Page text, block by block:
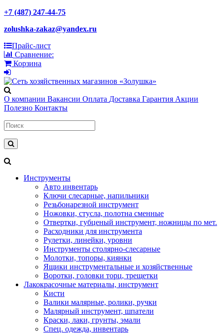
+7 (487) 247-44-75
zolushka-zakaz@yandex.ru
Прайс-лист
Сравнение:
Корзина
О компании Вакансии Оплата Доставка Гарантия Акции
Полезно Контакты
Инструменты
Авто инвентарь
Ключи слесарные, напильники
Резьбонарезной инструмент
Ножовки, стусла, полотна сменные
Отвертки, губценый инструмент, ножницы по мет.
Расходники для инструмента
Рулетки, линейки, уровни
Инструменты столярно-слесарные
Молотки, топоры, киянки
Ящики инструментальные и хозяйственные
Воротки, головки торц, трещетки
Лакокрасочные материалы, инструмент
Кисти
Валики малярные, ролики, ручки
Малярный инструмент, шпатели
Краски, лаки, грунты, эмали
Спец. одежда, инвентарь